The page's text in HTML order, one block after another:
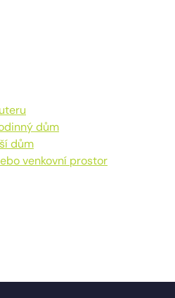
dům
dům
venkovní prostor